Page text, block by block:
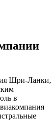
Шри-Ланки,
в